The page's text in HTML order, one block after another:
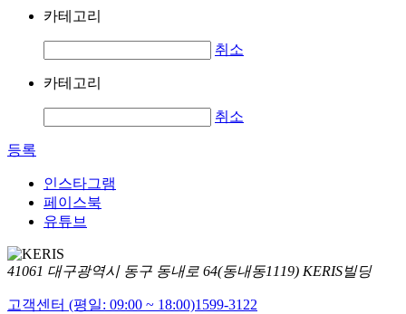
카테고리
취소
카테고리
취소
등록
인스타그램
페이스북
유튜브
41061 대구광역시 동구 동내로 64(동내동1119) KERIS빌딩
고객센터 (평일: 09:00 ~ 18:00)1599-3122